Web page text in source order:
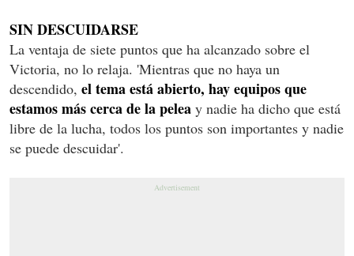
SIN DESCUIDARSE
La ventaja de siete puntos que ha alcanzado sobre el
Victoria, no lo relaja. 'Mientras que no haya un
descendido, el tema está abierto, hay equipos que
estamos más cerca de la pelea y nadie ha dicho que está
libre de la lucha, todos los puntos son importantes y nadie
se puede descuidar'.